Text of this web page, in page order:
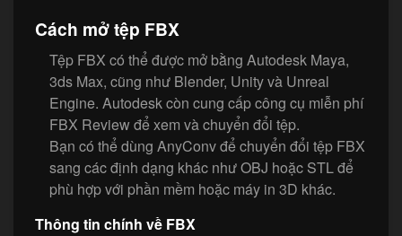
Cách mở tệp FBX
Tệp FBX có thể được mở bằng Autodesk Maya,
3ds Max, cũng như Blender, Unity và Unreal
Engine. Autodesk còn cung cấp công cụ miễn phí
FBX Review để xem và chuyển đổi tệp.
Bạn có thể dùng AnyConv để chuyển đổi tệp FBX
sang các định dạng khác như OBJ hoặc STL để
phù hợp với phần mềm hoặc máy in 3D khác.
Thông tin chính về FBX